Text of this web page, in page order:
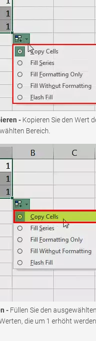
- Kopieren Sie den Wert
Bereich.
- Füllen Sie den
die um 1 erhöht werden.